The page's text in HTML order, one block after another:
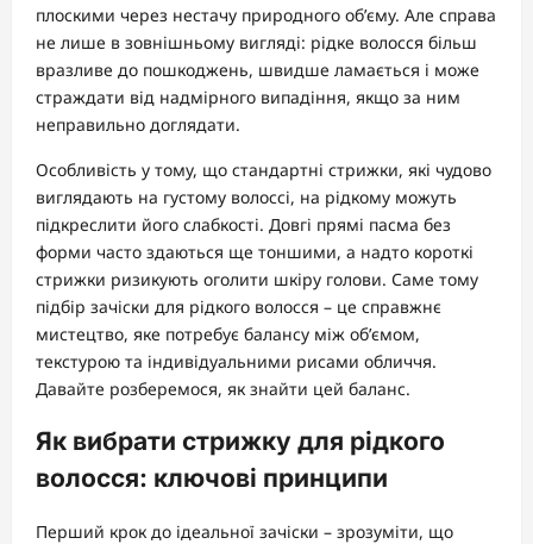
плоскими через нестачу природного об’єму. Але справа
не лише в зовнішньому вигляді: рідке волосся більш
вразливе до пошкоджень, швидше ламається і може
страждати від надмірного випадіння, якщо за ним
неправильно доглядати.
Особливість у тому, що стандартні стрижки, які чудово
виглядають на густому волоссі, на рідкому можуть
підкреслити його слабкості. Довгі прямі пасма без
форми часто здаються ще тоншими, а надто короткі
стрижки ризикують оголити шкіру голови. Саме тому
підбір зачіски для рідкого волосся – це справжнє
мистецтво, яке потребує балансу між об’ємом,
текстурою та індивідуальними рисами обличчя.
Давайте розберемося, як знайти цей баланс.
Як вибрати стрижку для рідкого
волосся: ключові принципи
Перший крок до ідеальної зачіски – зрозуміти, що